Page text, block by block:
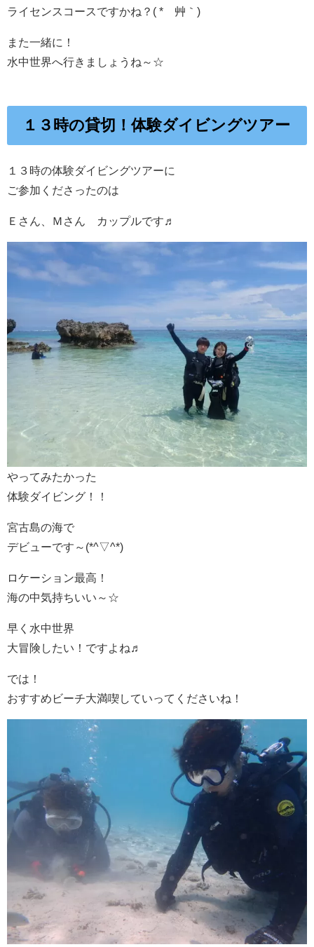
ライセンスコースですかね？( *´艸｀)
また一緒に！
水中世界へ行きましょうね～☆
１３時の貸切！体験ダイビングツアー
１３時の体験ダイビングツアーに
ご参加くださったのは
Ｅさん、Ｍさん カップルです♬
やってみたかった
体験ダイビング！！
宮古島の海で
デビューです～(*^▽^*)
ロケーション最高！
海の中気持ちいい～☆
早く水中世界
大冒険したい！ですよね♬
では！
おすすめビーチ大満喫していってくださいね！